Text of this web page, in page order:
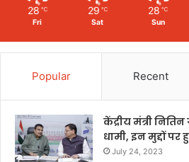
28 ℃
Fri
29 ℃
Sat
28 ℃
Sun
Popular Recent
केंद्रीय मंत्री
धामी, इन मुद्दों पर
July 24, 2023